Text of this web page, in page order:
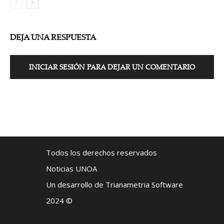
DEJA UNA RESPUESTA
INICIAR SESIÓN PARA DEJAR UN COMENTARIO
Todos los derechos reservados
Noticias UNOA
Un desarrollo de Trianametria Software
2024 ©